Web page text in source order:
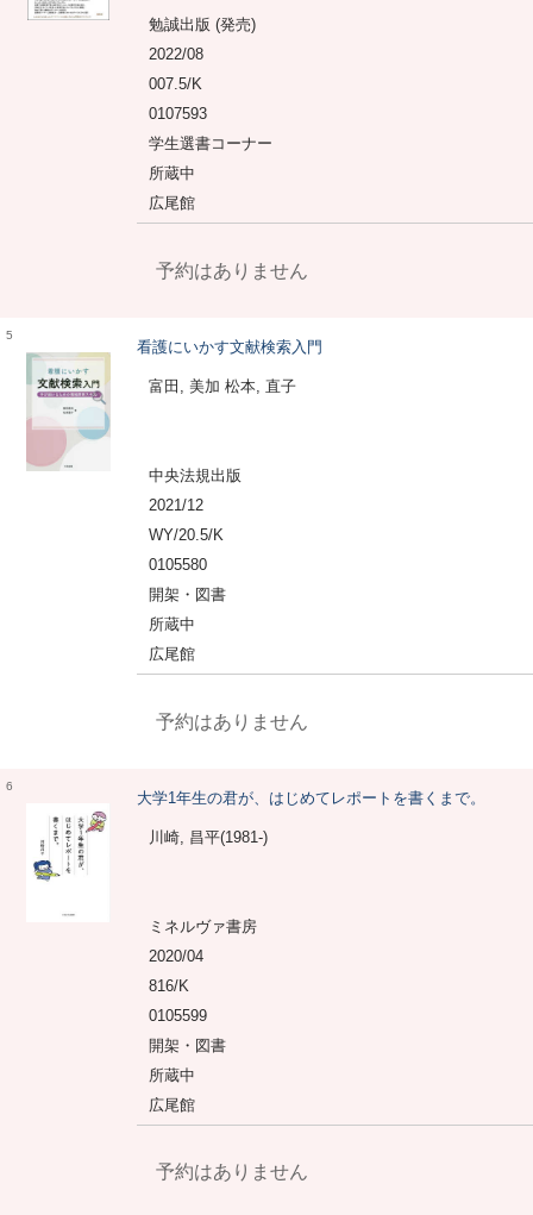
勉誠出版 (発売)
2022/08
007.5/K
0107593
学生選書コーナー
所蔵中
広尾館
予約はありません
5
看護にいかす文献検索入門
富田, 美加 松本, 直子
中央法規出版
2021/12
WY/20.5/K
0105580
開架・図書
所蔵中
広尾館
予約はありません
6
大学1年生の君が、はじめてレポートを書くまで。
川崎, 昌平(1981-)
ミネルヴァ書房
2020/04
816/K
0105599
開架・図書
所蔵中
広尾館
予約はありません